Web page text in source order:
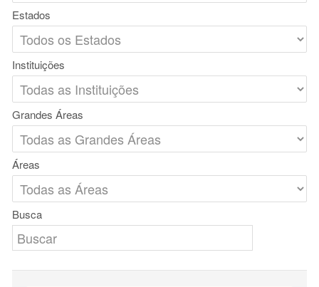
Estados
Instituições
Grandes Áreas
Áreas
Busca